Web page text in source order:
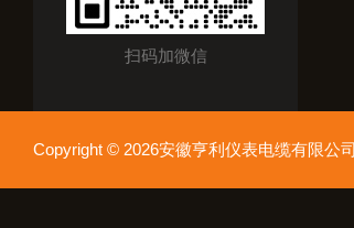
扫码加微信
Copyright © 2026安徽亨利仪表电缆有限公